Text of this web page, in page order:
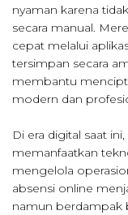
nyaman karena
secara manual.
cepat melalui
tersimpan secara
membantu
modern dan
Di era digital saat
memanfaatkan
mengelola
absensi online
namun berdampak